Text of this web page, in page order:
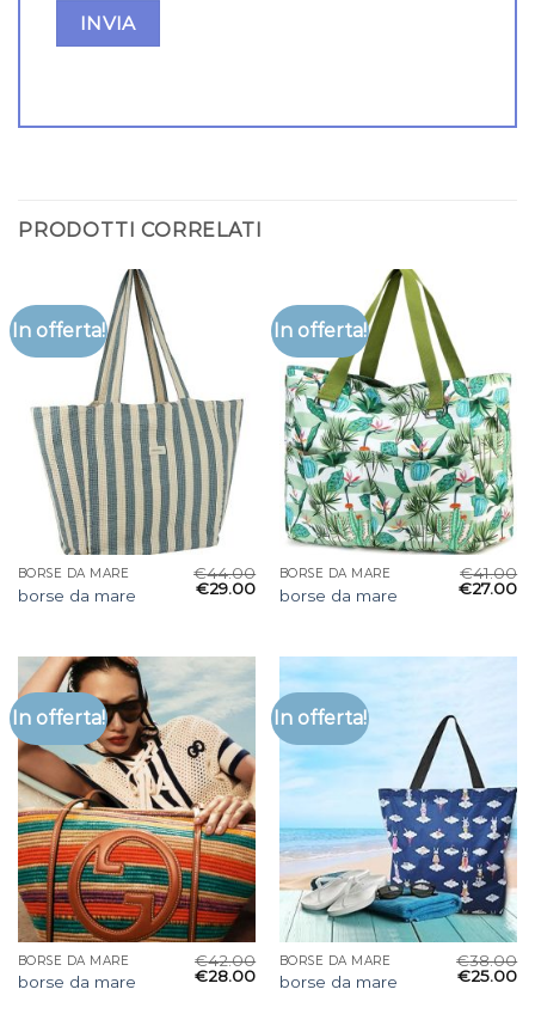
PRODOTTI CORRELATI
In offerta!
BORSE DA MARE
borse da mare
€44.00
€29.00
In offerta!
BORSE DA MARE
borse da mare
€41.00
€27.00
In offerta!
BORSE DA MARE
borse da mare
€42.00
€28.00
In offerta!
BORSE DA MARE
borse da mare
€38.00
€25.00